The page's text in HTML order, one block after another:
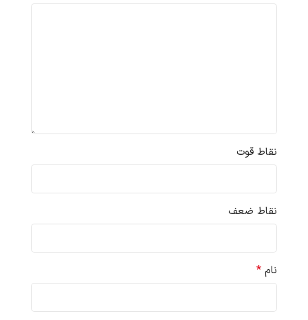
نقاط قوت
نقاط ضعف
نام *